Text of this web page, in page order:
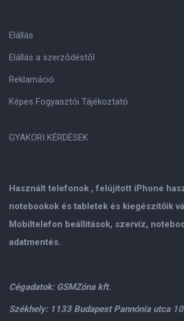
Használt telefonok , felújitott iPhone
notebookok és tabletek és kiegészitőik
Mobiltelefon beállitások, szervíz,
adatmentés.
Cégadatok: GSMZóna kft.
Székhely: 1133 Budapest Pannónia utca
Elállás
Elállás a szerződéstől
Reklamáció
Képes Fogyasztói Tájékoztató
GYAKORI KÉRDÉSEK